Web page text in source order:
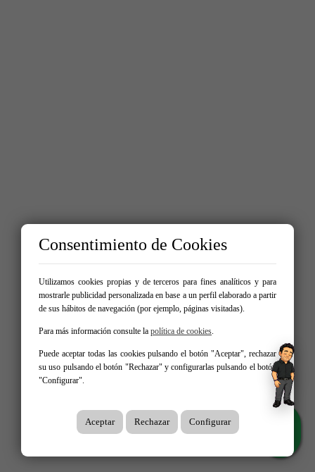
Consentimiento de Cookies
Utilizamos cookies propias y de terceros para fines analíticos y para
mostrarle publicidad personalizada en base a un perfil elaborado a partir
de sus hábitos de navegación (por ejemplo, páginas visitadas).
Para más información consulte la política de cookies.
Puede aceptar todas las cookies pulsando el botón "Aceptar", rechazar
su uso pulsando el botón "Rechazar" y configurarlas pulsando el botón
"Configurar".
Aceptar Rechazar Configurar